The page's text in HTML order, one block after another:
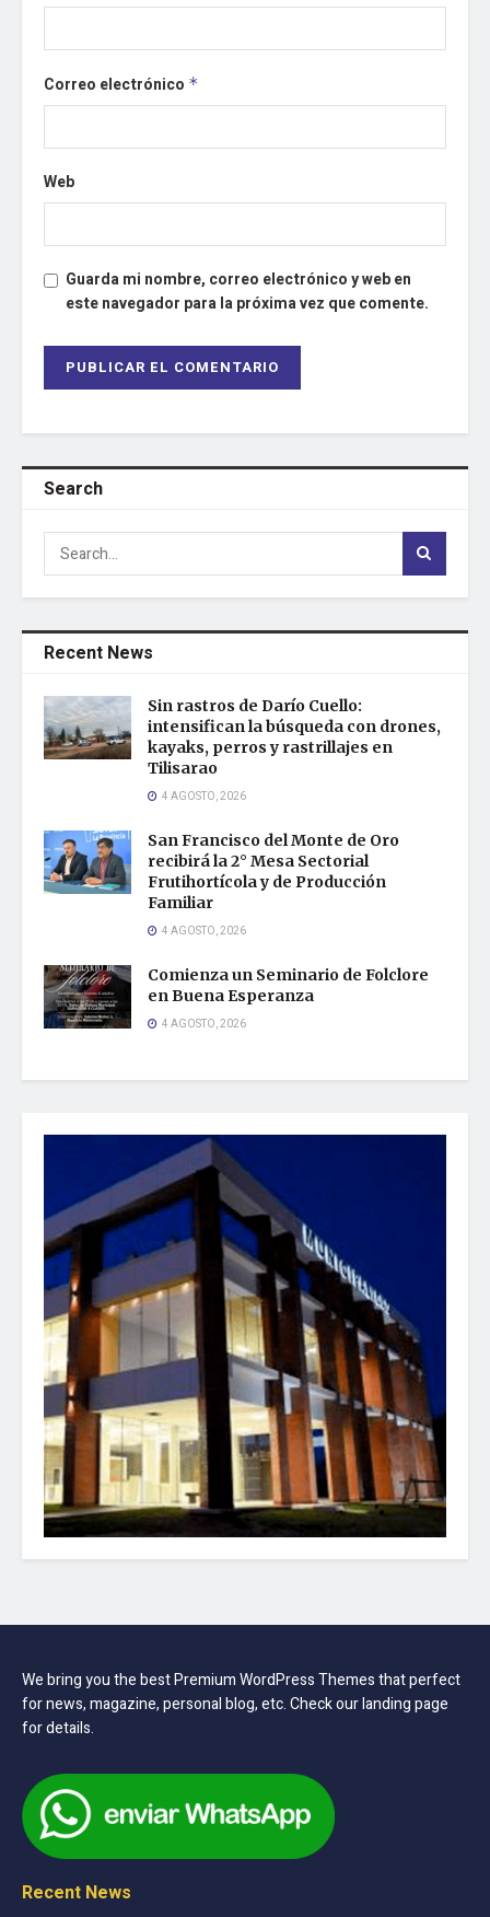
Correo electrónico *
Web
Guarda mi nombre, correo electrónico y web en
este navegador para la próxima vez que comente.
Search
Recent News
Sin rastros de Darío Cuello:
intensifican la búsqueda con drones,
kayaks, perros y rastrillajes en
Tilisarao
4 AGOSTO, 2026
San Francisco del Monte de Oro
recibirá la 2° Mesa Sectorial
Frutihortícola y de Producción
Familiar
4 AGOSTO, 2026
Comienza un Seminario de Folclore
en Buena Esperanza
4 AGOSTO, 2026
We bring you the best Premium WordPress Themes that perfect
for news, magazine, personal blog, etc. Check our landing page
for details.
Recent News